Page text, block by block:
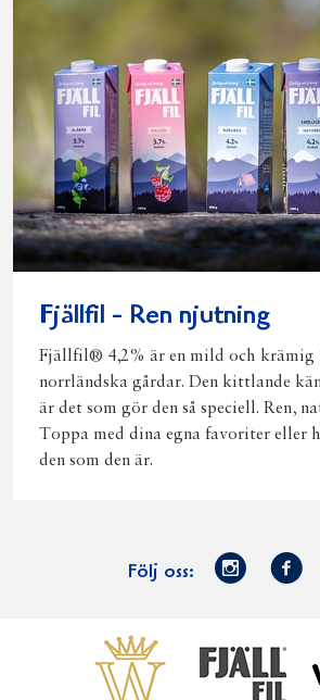
Fjällfil - Ren njutning
Fjällfil® 4,2% är en mild och
norrländska gårdar. Den kittlande
är det som gör den så speciell. Ren,
Toppa med dina egna favoriter eller
den som den är.
Följ oss:
Västerbottensost